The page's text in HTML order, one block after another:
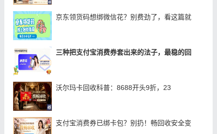
京东领货码想绑微信花？别费劲了，看这篇就
三种把支付宝消费券套出来的法子，最稳的回
沃尔玛卡回收科普：8688开头9折，23
支付宝消费券已绑卡包？别扔！畅回收安全变